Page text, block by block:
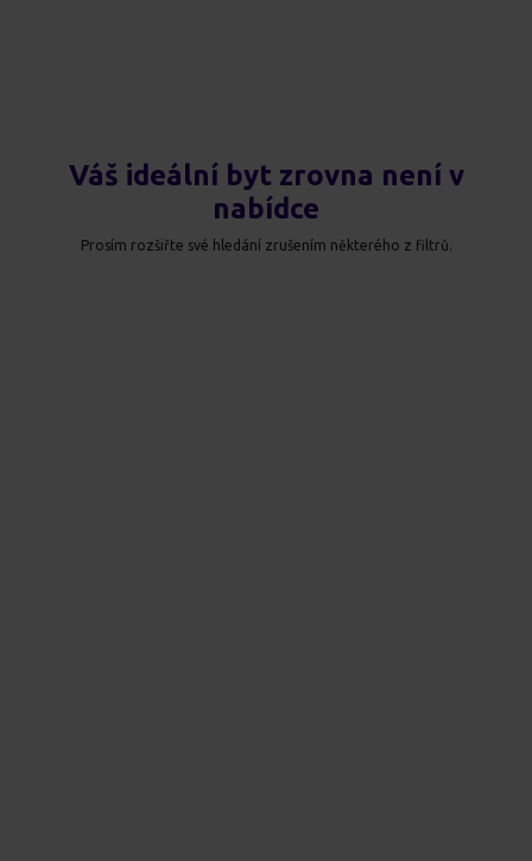
Váš ideální byt zrovna není v
nabídce
Prosím rozšiřte své hledání zrušením některého z filtrů.